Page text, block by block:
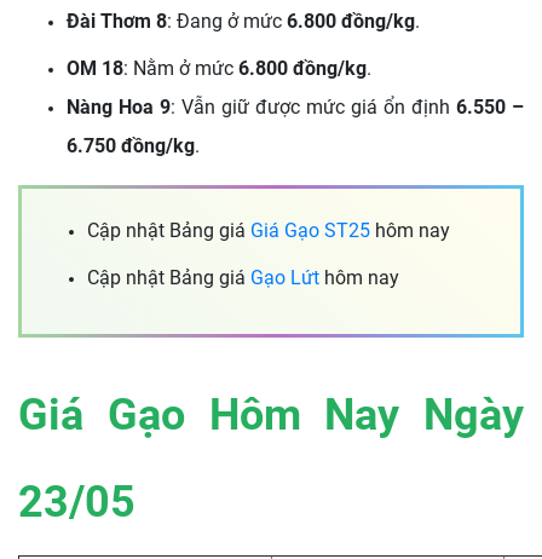
Đài Thơm 8: Đang ở mức 6.800 đồng/kg.
OM 18: Nằm ở mức 6.800 đồng/kg.
Nàng Hoa 9: Vẫn giữ được mức giá ổn định 6.550 –
6.750 đồng/kg.
Cập nhật Bảng giá Giá Gạo ST25 hôm nay
Cập nhật Bảng giá Gạo Lứt hôm nay
Giá Gạo Hôm Nay Ngày
23/05